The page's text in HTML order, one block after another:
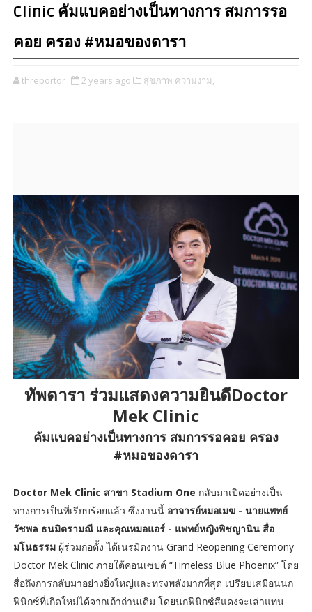
Clinic คัมแบคอย่างเป็นทางการ สมการรอ
คอย ครอง #หมอของดารา
threportor 2 years ago สุขภาพ ความงาม,
ทัพดารา ร่วมแสดงความยินดีDoctor
Mek Clinic
คัมแบคอย่างเป็นทางการ สมการรอคอย ครอง
#หมอของดารา
Doctor Mek Clinic สาขา Stadium One กลับมาเปิดอย่างเป็น
ทางการเป็นที่เรียบร้อยแล้ว ซึ่งงานนี้อาจารย์หมอเมฆ - นายแพทย์
วัชพล ธนมิตรามณี และคุณหมอแอร์ - แพทย์หญิงพิชญานิน สื่อ
มโนธรรมผู้ร่วมก่อตั้ง ได้เนรมิตงาน Grand Reopening Ceremony
Doctor Mek Clinic ภายใต้คอนเซปต์ “Timeless Blue Phoenix” โดย
สื่อถึงการกลับมาอย่างยิ่งใหญ่และทรงพลังมากที่สุด เปรียบเสมือนนก
ฟีนิกซ์ที่เกิดใหม่ได้จากเถ้าถ่านเดิม โดยนกฟีนิกซ์สีแดงจะเล่าแทน